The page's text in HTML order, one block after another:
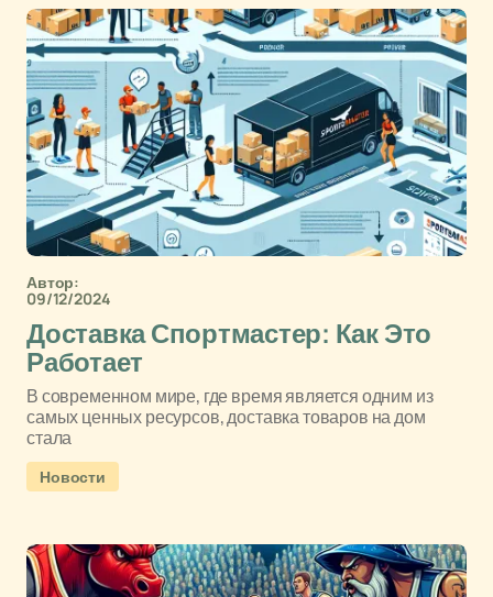
Автор:
09/12/2024
Доставка Спортмастер: Как Это
Работает
В современном мире, где время является одним из
самых ценных ресурсов, доставка товаров на дом
стала
Новости